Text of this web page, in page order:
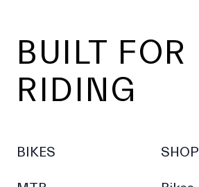
BUILT FOR
RIDING
BIKES SHOP